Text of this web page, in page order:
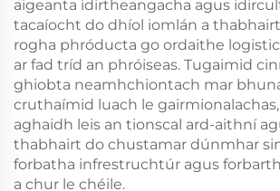
aigeanta idirtheangacha agus
tacaíocht do dhíol iomlán a
rogha phróducta go ordaithe
ar fad tríd an phróiseas. Tugaimid
ghiobta neamhchiontach mar
cruthaímid luach le
aghaidh leis an tionscal ard-aithní
thabhairt do chustamar dúnmhar
forbatha infrestruchtúr agus
a chur le chéile.